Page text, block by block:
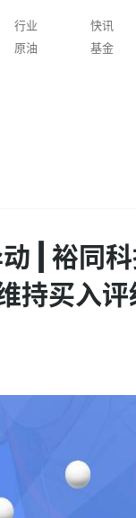
行业 快讯
原油 基金
| 裕同
持买入评